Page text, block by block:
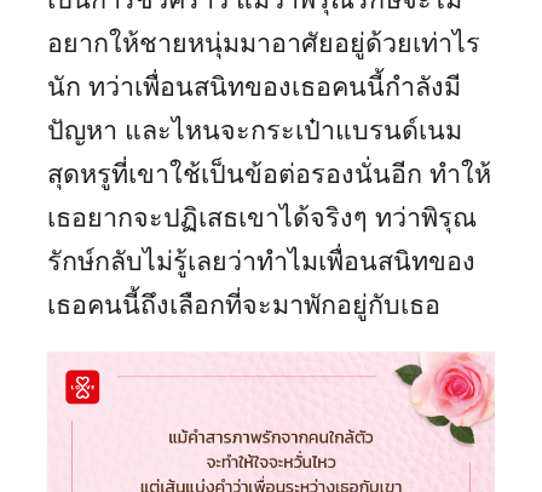
อยากให้ชายหนุ่มมาอาศัยอยู่ด้วยเท่าไร
นัก ทว่าเพื่อนสนิทของเธอคนนี้กำลังมี
ปัญหา และไหนจะกระเป๋าแบรนด์เนม
สุดหรูที่เขาใช้เป็นข้อต่อรองนั่นอีก ทำให้
เธอยากจะปฏิเสธเขาได้จริงๆ ทว่าพิรุณ
รักษ์กลับไม่รู้เลยว่าทำไมเพื่อนสนิทของ
เธอคนนี้ถึงเลือกที่จะมาพักอยู่กับเธอ